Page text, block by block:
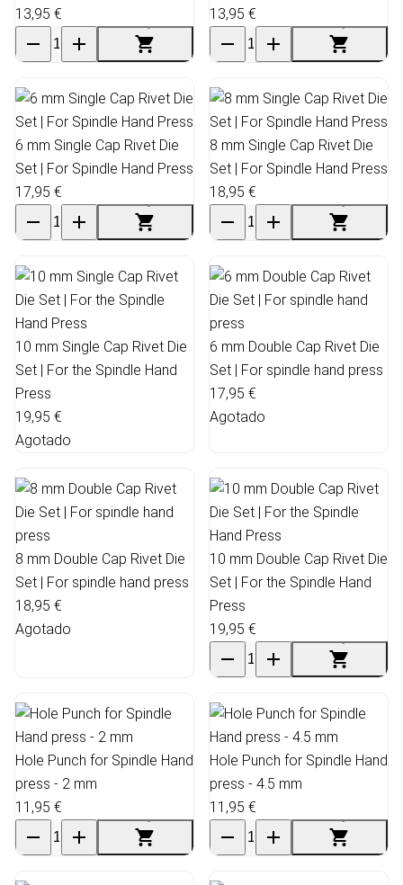
13,95 €
13,95 €
6 mm Single Cap Rivet Die
Set | For Spindle Hand Press
17,95 €
8 mm Single Cap Rivet Die
Set | For Spindle Hand Press
18,95 €
10 mm Single Cap Rivet Die
Set | For the Spindle Hand
Press
19,95 €
Agotado
6 mm Double Cap Rivet Die
Set | For spindle hand press
17,95 €
Agotado
8 mm Double Cap Rivet Die
Set | For spindle hand press
18,95 €
Agotado
10 mm Double Cap Rivet Die
Set | For the Spindle Hand
Press
19,95 €
Hole Punch for Spindle Hand
press - 2 mm
11,95 €
Hole Punch for Spindle Hand
press - 4.5 mm
11,95 €